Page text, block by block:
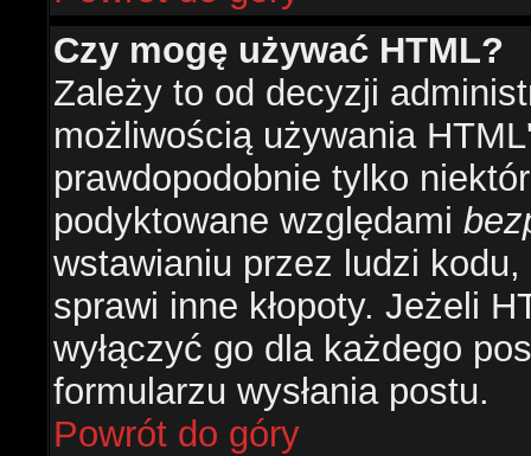
Czy mogę używać HTML?
Zależy to od decyzji
możliwością używania
prawdopodobnie tylko
podyktowane względami
wstawianiu przez ludzi
sprawi inne kłopoty. Jeżeli
wyłączyć go dla każdego
formularzu wysłania postu.
Powrót do góry